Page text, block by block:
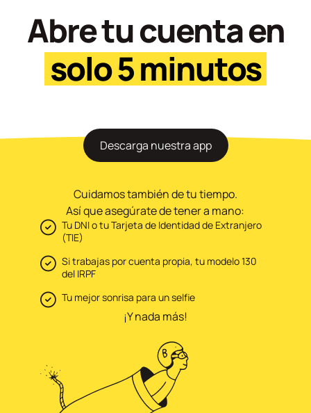
Abre tu cuenta en
solo 5 minutos
Descarga nuestra app
Cuidamos también de tu tiempo.
Así que asegúrate de tener a mano:
Tu DNI o tu Tarjeta de Identidad de Extranjero
(TIE)
Si trabajas por cuenta propia, tu modelo 130
del IRPF
Tu mejor sonrisa para un selfie
¡Y nada más!